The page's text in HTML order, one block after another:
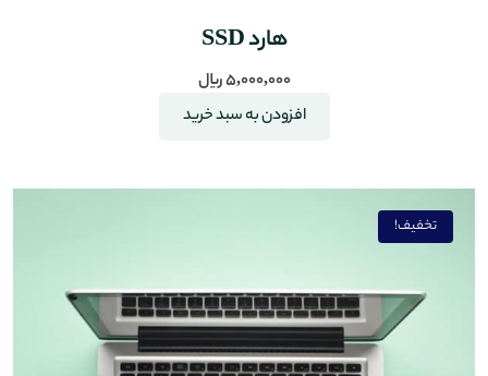
هارد SSD
5,000,000﷼
افزودن به سبد خرید
تخفیف!